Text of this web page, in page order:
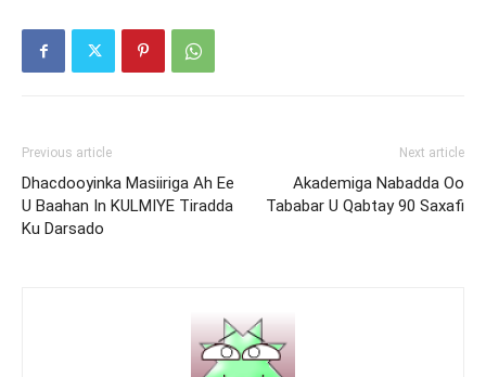
Previous article
Dhacdooyinka Masiiriga Ah Ee
U Baahan In KULMIYE Tiradda
Ku Darsado
Next article
Akademiga Nabadda Oo
Tababar U Qabtay 90 Saxafi